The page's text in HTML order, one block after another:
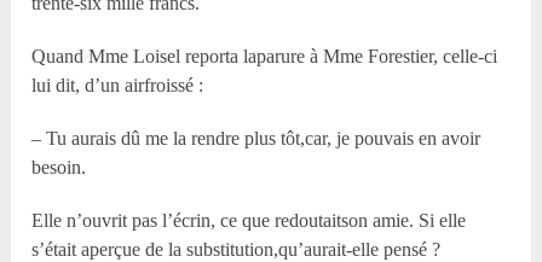
Quand Mme Loisel reporta laparure à Mme Forestier, celle-ci
lui dit, d’un airfroissé :
– Tu aurais dû me la rendre plus tôt,car, je pouvais en avoir
besoin.
Elle n’ouvrit pas l’écrin, ce que redoutaitson amie. Si elle
s’était aperçue de la substitution,qu’aurait-elle pensé ?